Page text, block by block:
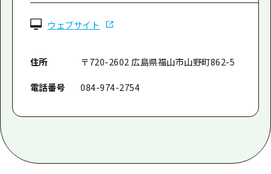
ウェブサイト
住所
〒720-2602 広島県福山市山野町862-5
電話番号
084-974-2754